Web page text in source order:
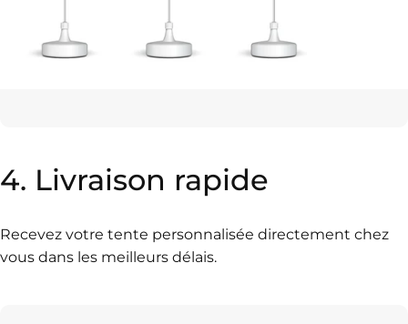
4. Livraison rapide
Recevez votre tente personnalisée directement chez
vous dans les meilleurs délais.